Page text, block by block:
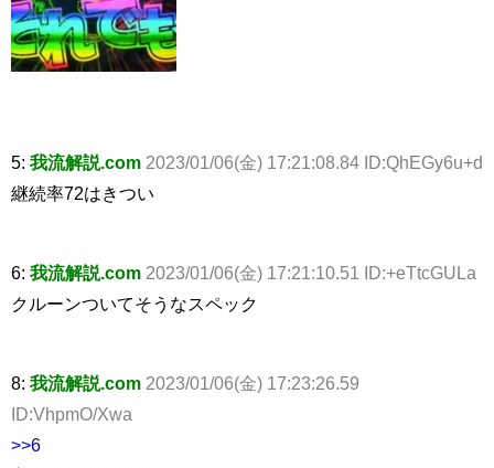
5: 我流解説.com 2023/01/06(金) 17:21:08.84 ID:QhEGy6u+d
継続率72はきつい
6: 我流解説.com 2023/01/06(金) 17:21:10.51 ID:+eTtcGULa
クルーンついてそうなスペック
8: 我流解説.com 2023/01/06(金) 17:23:26.59
ID:VhpmO/Xwa
>>6